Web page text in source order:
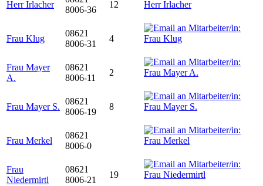
Herr Irlacher
8006-36
12
Frau Klug
08621
8006-31
4
Frau Mayer
A.
08621
8006-11
2
Frau Mayer S.
08621
8006-19
8
Frau Merkel
08621
8006-0
Frau
Niedermirtl
08621
8006-21
19